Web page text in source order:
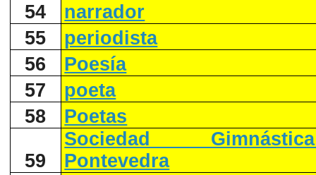
54
narrador
55
periodista
56
Poesía
57
poeta
58
Poetas
59
Sociedad
Pontevedra